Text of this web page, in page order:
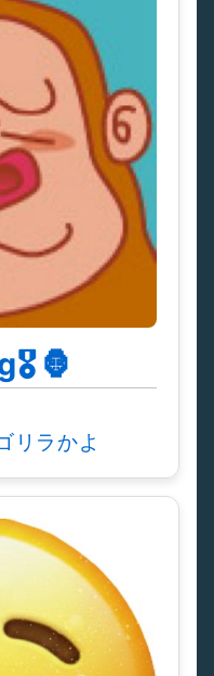
リラかよ